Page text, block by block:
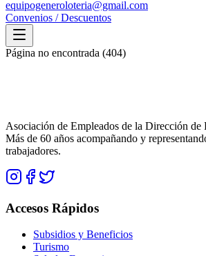
equipogeneroloteria@gmail.com
Convenios / Descuentos
Página no encontrada (404)
Asociación de Empleados de la Dirección de
Más de 60 años acompañando y
trabajadores.
Accesos Rápidos
Subsidios y Beneficios
Turismo